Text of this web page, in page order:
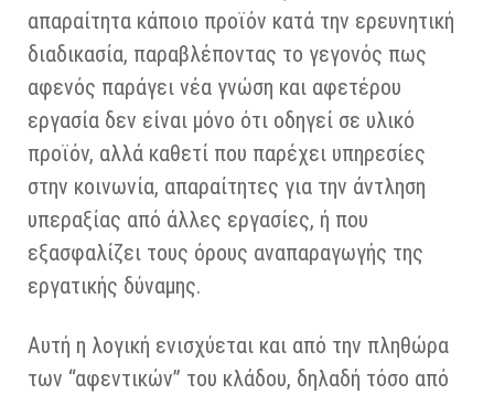
απαραίτητα κάποιο προϊόν κατά την ερευνητική
διαδικασία, παραβλέποντας το γεγονός πως
αφενός παράγει νέα γνώση και αφετέρου
εργασία δεν είναι μόνο ότι οδηγεί σε υλικό
προϊόν, αλλά καθετί που παρέχει υπηρεσίες
στην κοινωνία, απαραίτητες για την άντληση
υπεραξίας από άλλες εργασίες, ή που
εξασφαλίζει τους όρους αναπαραγωγής της
εργατικής δύναμης.
Αυτή η λογική ενισχύεται και από την πληθώρα
των “αφεντικών” του κλάδου, δηλαδή τόσο από